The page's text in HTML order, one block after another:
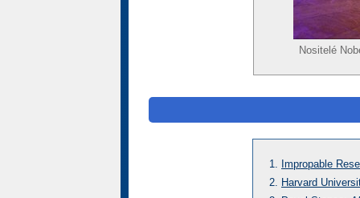
Nositelé
Impropable
Harvard